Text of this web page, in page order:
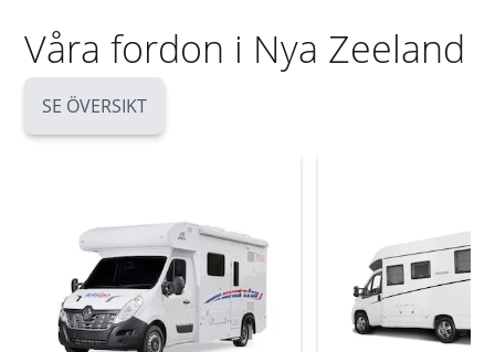
Våra fordon i Nya Zeeland
SE ÖVERSIKT